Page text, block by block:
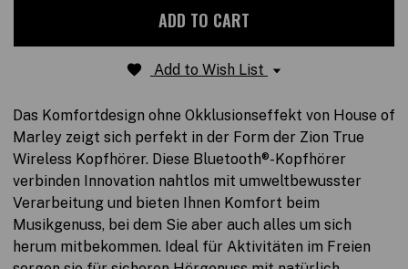
Add to Wish List
Das Komfortdesign ohne Okklusionseffekt von House of
Marley zeigt sich perfekt in der Form der Zion True
Wireless Kopfhörer. Diese Bluetooth®-Kopfhörer
verbinden Innovation nahtlos mit umweltbewusster
Verarbeitung und bieten Ihnen Komfort beim
Musikgenuss, bei dem Sie aber auch alles um sich
herum mitbekommen. Ideal für Aktivitäten im Freien